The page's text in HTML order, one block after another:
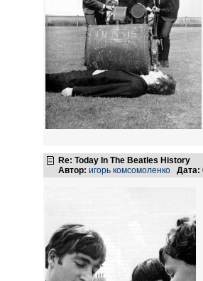
Re: Today In The Beatles History
Автор: игорь комсомоленко Дата: